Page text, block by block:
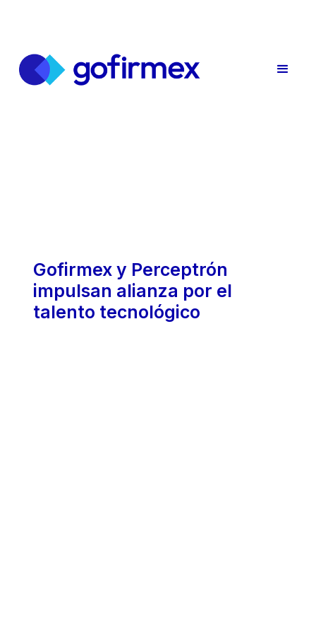
Gofirmex y Perceptrón
impulsan alianza por el
talento tecnológico